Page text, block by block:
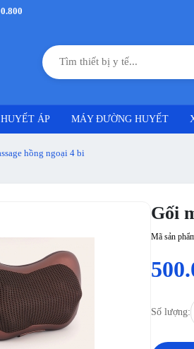
ÁP MÁY ĐƯỜNG HUYẾT
hồng ngoại 4 bi
Gối
Mã sản
Số lượng: